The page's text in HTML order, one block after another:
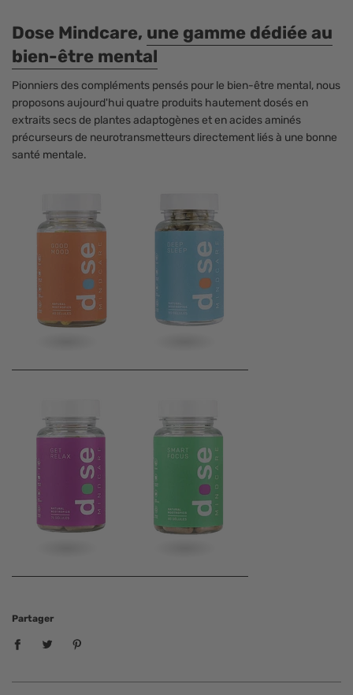
Dose Mindcare, une gamme dédiée au
bien-être mental
Pionniers des compléments pensés pour le bien-être mental, nous
proposons aujourd'hui quatre produits hautement dosés en
extraits secs de plantes adaptogènes et en acides aminés
précurseurs de neurotransmetteurs directement liés à une bonne
santé mentale.
Partager